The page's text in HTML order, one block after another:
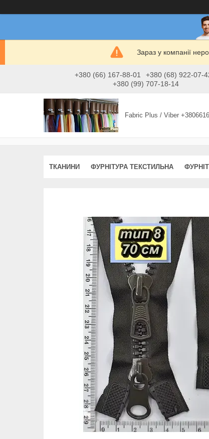
Зараз у компанії
+380 (66) 167-88-01
+380 (68) 922-07-
+380 (99) 707-18-14
Fabric Plus / Viber
ТКАНИНИ ФУРНІТУРА ТЕКСТИЛЬНА